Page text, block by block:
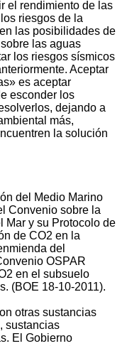
el rendimiento de las
riesgos de la
las posibilidades de
las aguas
los riesgos sísmicos
Aceptar
es aceptar
esconder los
dejando a
más,
la solución
del Medio Marino
Convenio sobre la
Mar y su Protocolo de
de CO2 en la
del
OSPAR
en el subsuelo
(BOE 18-10-2011).
otras sustancias
sustancias
El Gobierno